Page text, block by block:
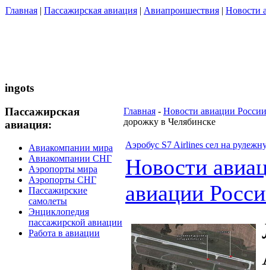
Главная | Пассажирская авиация | Авиапроишествия | Новости
ingots
Пассажирская
авиация:
Авиакомпании мира
Авиакомпании СНГ
Аэропорты мира
Аэропорты СНГ
Пассажирские
самолеты
Энциклопедия
пассажирской авиации
Работа в авиации
Главная - Новости авиации России
дорожку в Челябинске
Аэробус S7 Airlines сел на
Новости
авиации